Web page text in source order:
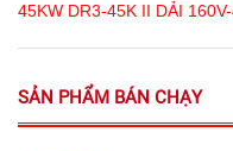
45KW DR3-45K II DẢI
SẢN PHẨM BÁN CHẠY